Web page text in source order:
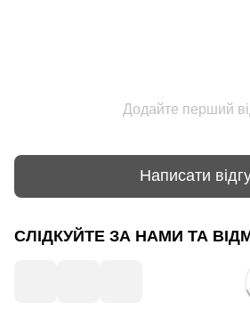
Додайте перший
Написати
СЛІДКУЙТЕ ЗА НАМИ ТА